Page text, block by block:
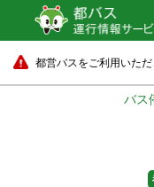
都営バスをご利用いただ
バス